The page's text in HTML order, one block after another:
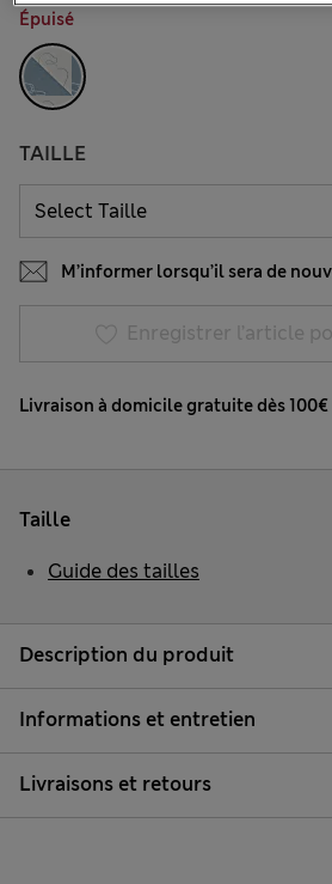
Épuisé
TAILLE
M’informer lorsqu’il sera de
Enregistrer l’article
Livraison à domicile gratuite dès 100€
Description du produit
Informations et entretien
Livraisons et retours
Taille
Guide des tailles